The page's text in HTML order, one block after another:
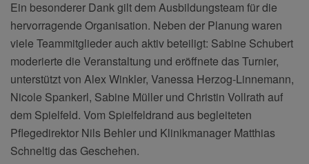
Ein besonderer Dank gilt dem Ausbildungsteam für die
hervorragende Organisation. Neben der Planung waren
viele Teammitglieder auch aktiv beteiligt: Sabine Schubert
moderierte die Veranstaltung und eröffnete das Turnier,
unterstützt von Alex Winkler, Vanessa Herzog-Linnemann,
Nicole Spankerl, Sabine Müller und Christin Vollrath auf
dem Spielfeld. Vom Spielfeldrand aus begleiteten
Pflegedirektor Nils Behler und Klinikmanager Matthias
Schneltig das Geschehen.